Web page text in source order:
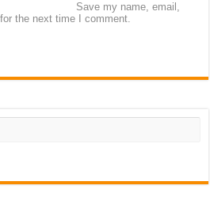
Save my name, email,
the next time I comment.